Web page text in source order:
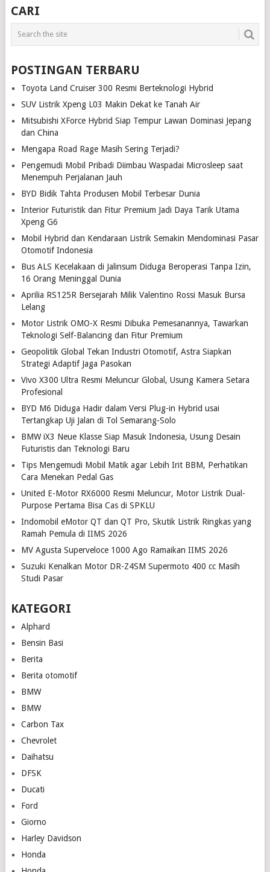
CARI
POSTINGAN TERBARU
Toyota Land Cruiser 300 Resmi Berteknologi Hybrid
SUV Listrik Xpeng L03 Makin Dekat ke Tanah Air
Mitsubishi XForce Hybrid Siap Tempur Lawan Dominasi Jepang
dan China
Mengapa Road Rage Masih Sering Terjadi?
Pengemudi Mobil Pribadi Diimbau Waspadai Microsleep saat
Menempuh Perjalanan Jauh
BYD Bidik Tahta Produsen Mobil Terbesar Dunia
Interior Futuristik dan Fitur Premium Jadi Daya Tarik Utama
Xpeng G6
Mobil Hybrid dan Kendaraan Listrik Semakin Mendominasi Pasar
Otomotif Indonesia
Bus ALS Kecelakaan di Jalinsum Diduga Beroperasi Tanpa Izin,
16 Orang Meninggal Dunia
Aprilia RS125R Bersejarah Milik Valentino Rossi Masuk Bursa
Lelang
Motor Listrik OMO-X Resmi Dibuka Pemesanannya, Tawarkan
Teknologi Self-Balancing dan Fitur Premium
Geopolitik Global Tekan Industri Otomotif, Astra Siapkan
Strategi Adaptif Jaga Pasokan
Vivo X300 Ultra Resmi Meluncur Global, Usung Kamera Setara
Profesional
BYD M6 Diduga Hadir dalam Versi Plug-in Hybrid usai
Tertangkap Uji Jalan di Tol Semarang-Solo
BMW iX3 Neue Klasse Siap Masuk Indonesia, Usung Desain
Futuristis dan Teknologi Baru
Tips Mengemudi Mobil Matik agar Lebih Irit BBM, Perhatikan
Cara Menekan Pedal Gas
United E-Motor RX6000 Resmi Meluncur, Motor Listrik Dual-
Purpose Pertama Bisa Cas di SPKLU
Indomobil eMotor QT dan QT Pro, Skutik Listrik Ringkas yang
Ramah Pemula di IIMS 2026
MV Agusta Superveloce 1000 Ago Ramaikan IIMS 2026
Suzuki Kenalkan Motor DR-Z4SM Supermoto 400 cc Masih
Studi Pasar
KATEGORI
Alphard
Bensin Basi
Berita
Berita otomotif
BMW
BMW
Carbon Tax
Chevrolet
Daihatsu
DFSK
Ducati
Ford
Giorno
Harley Davidson
Honda